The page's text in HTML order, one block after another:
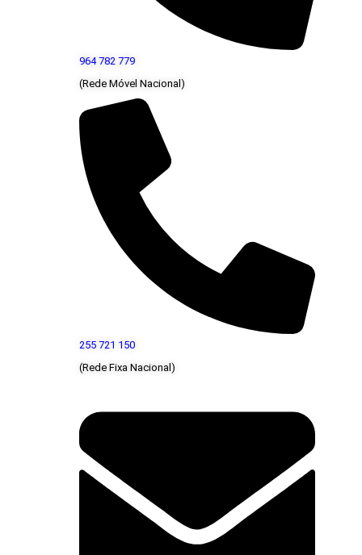
964 782 779
(Rede Móvel Nacional)
255 721 150
(Rede Fixa Nacional)